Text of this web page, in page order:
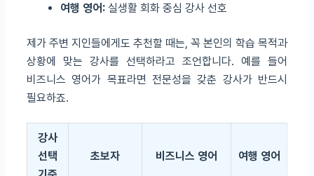
여행 영어: 실생활 회화 중심 강사 선호
제가 주변 지인들에게도 추천할 때는, 꼭 본인의 학습 목적과
상황에 맞는 강사를 선택하라고 조언합니다. 예를 들어
비즈니스 영어가 목표라면 전문성을 갖춘 강사가 반드시
필요하죠.
강사
선택
초보자 비즈니스 영어 여행 영어